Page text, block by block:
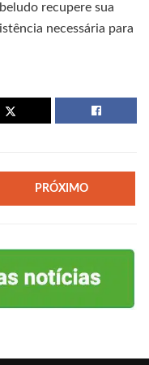
recupere sua
necessária para
PRÓXIMO